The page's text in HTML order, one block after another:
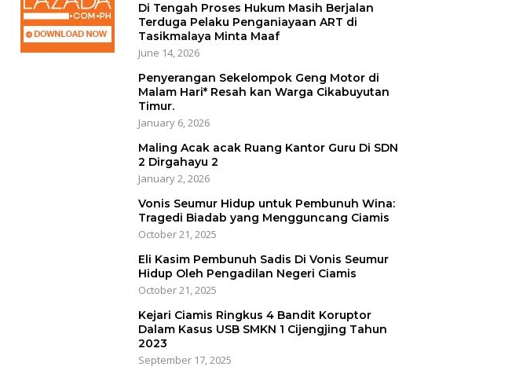
Di Tengah Proses Hukum Masih Berjalan
Terduga Pelaku Penganiayaan ART di
Tasikmalaya Minta Maaf
June 14, 2026
Penyerangan Sekelompok Geng Motor di
Malam Hari* Resah kan Warga Cikabuyutan
Timur.
January 6, 2026
Maling Acak acak Ruang Kantor Guru Di SDN
2 Dirgahayu 2
January 2, 2026
Vonis Seumur Hidup untuk Pembunuh Wina:
Tragedi Biadab yang Mengguncang Ciamis
October 21, 2025
Eli Kasim Pembunuh Sadis Di Vonis Seumur
Hidup Oleh Pengadilan Negeri Ciamis
October 21, 2025
Kejari Ciamis Ringkus 4 Bandit Koruptor
Dalam Kasus USB SMKN 1 Cijengjing Tahun
2023
September 17, 2025